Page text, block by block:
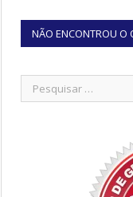
NÃO ENCONTROU O